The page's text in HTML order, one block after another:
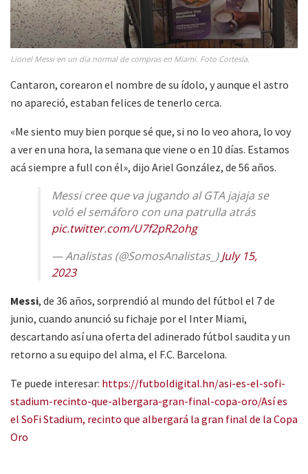
Lionel Messi en un día normal de compras en Miami. Foto Cortesía.
Cantaron, corearon el nombre de su ídolo, y aunque el astro
no apareció, estaban felices de tenerlo cerca.
«Me siento muy bien porque sé que, si no lo veo ahora, lo voy
a ver en una hora, la semana que viene o en 10 días. Estamos
acá siempre a full con él», dijo Ariel González, de 56 años.
Messi cree que va jugando al GTA jajaja se
voló el semáforo con una patrulla atrás
pic.twitter.com/U7f2pR2ohg
— Analistas (@SomosAnalistas_)July 15,
2023
Messi, de 36 años, sorprendió al mundo del fútbol el 7 de
junio, cuando anunció su fichaje por el Inter Miami,
descartando así una oferta del adinerado fútbol saudita y un
retorno a su equipo del alma, el F.C. Barcelona.
Te puede interesar: https://futboldigital.hn/asi-es-el-sofi-
stadium-recinto-que-albergara-gran-final-copa-oro/Así es
el SoFi Stadium, recinto que albergará la gran final de la Copa
Oro